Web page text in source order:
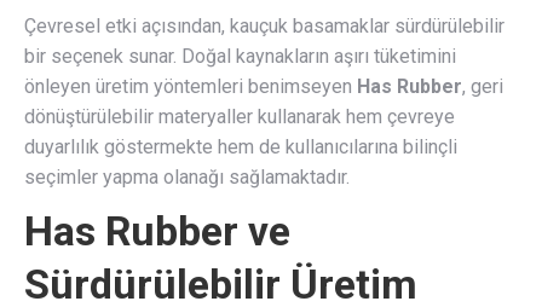
Çevresel etki açısından, kauçuk basamaklar sürdürülebilir
bir seçenek sunar. Doğal kaynakların aşırı tüketimini
önleyen üretim yöntemleri benimseyen Has Rubber, geri
dönüştürülebilir materyaller kullanarak hem çevreye
duyarlılık göstermekte hem de kullanıcılarına bilinçli
seçimler yapma olanağı sağlamaktadır.
Has Rubber ve
Sürdürülebilir Üretim